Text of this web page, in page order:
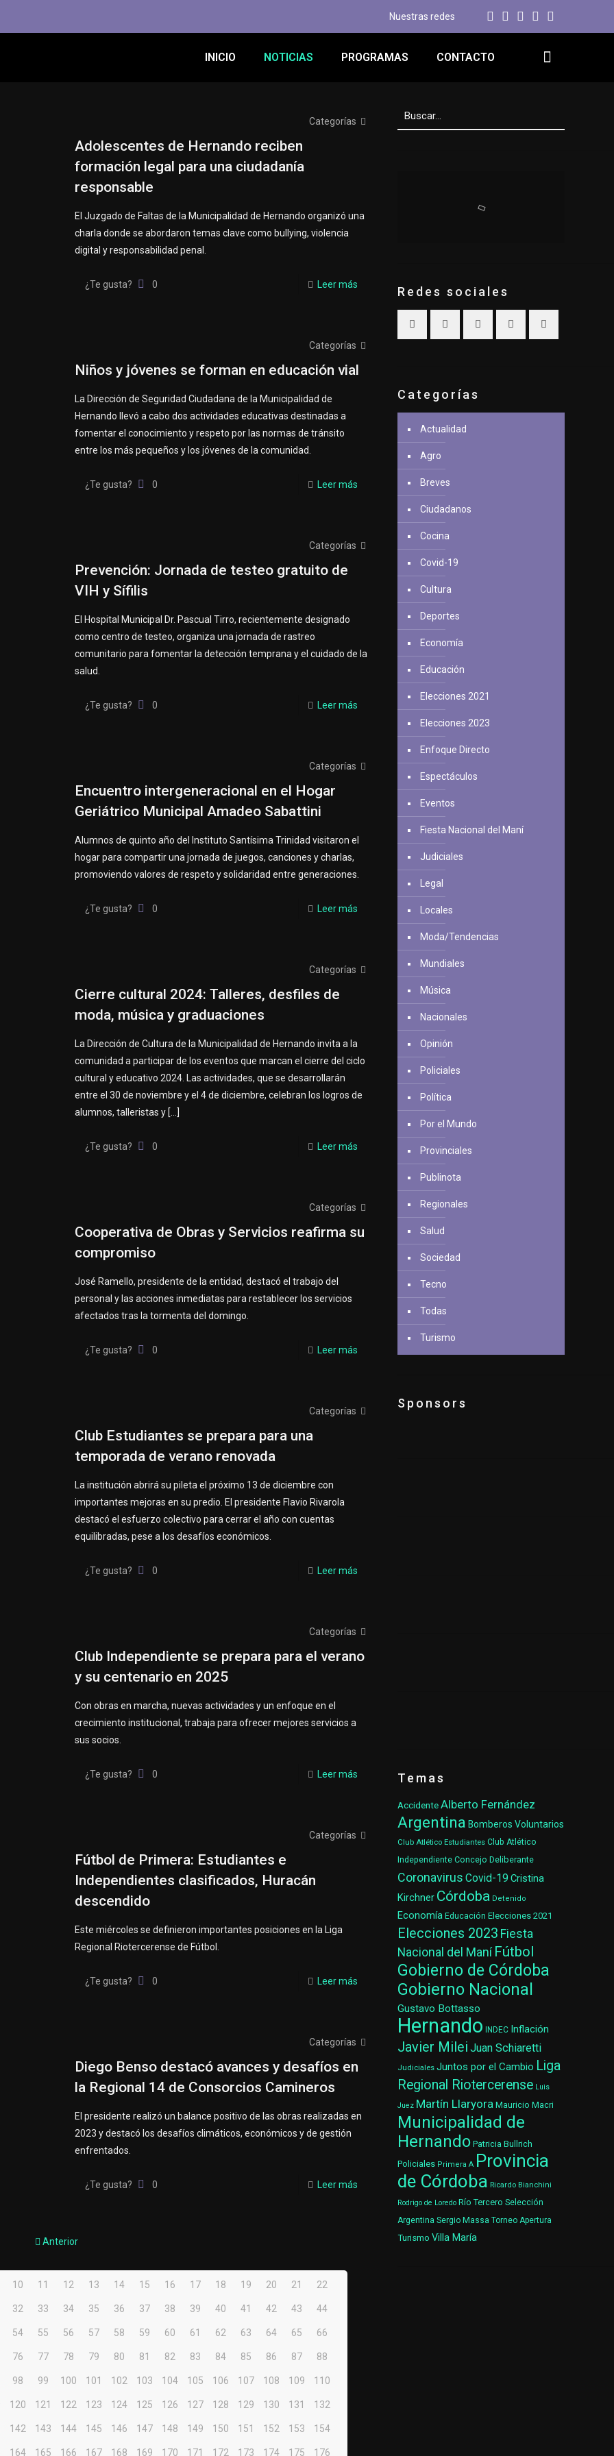
Nuestras redes
INICIO NOTICIAS PROGRAMAS CONTACTO
Categorías
Adolescentes de Hernando reciben
formación legal para una ciudadanía
responsable
El Juzgado de Faltas de la Municipalidad de Hernando organizó una
charla donde se abordaron temas clave como bullying, violencia
digital y responsabilidad penal.
¿Te gusta? 0 Leer más
Categorías
Niños y jóvenes se forman en educación vial
La Dirección de Seguridad Ciudadana de la Municipalidad de
Hernando llevó a cabo dos actividades educativas destinadas a
fomentar el conocimiento y respeto por las normas de tránsito
entre los más pequeños y los jóvenes de la comunidad.
¿Te gusta? 0 Leer más
Categorías
Prevención: Jornada de testeo gratuito de
VIH y Sífilis
El Hospital Municipal Dr. Pascual Tirro, recientemente designado
como centro de testeo, organiza una jornada de rastreo
comunitario para fomentar la detección temprana y el cuidado de la
salud.
¿Te gusta? 0 Leer más
Categorías
Encuentro intergeneracional en el Hogar
Geriátrico Municipal Amadeo Sabattini
Alumnos de quinto año del Instituto Santísima Trinidad visitaron el
hogar para compartir una jornada de juegos, canciones y charlas,
promoviendo valores de respeto y solidaridad entre generaciones.
¿Te gusta? 0 Leer más
Categorías
Cierre cultural 2024: Talleres, desfiles de
moda, música y graduaciones
La Dirección de Cultura de la Municipalidad de Hernando invita a la
comunidad a participar de los eventos que marcan el cierre del ciclo
cultural y educativo 2024. Las actividades, que se desarrollarán
entre el 30 de noviembre y el 4 de diciembre, celebran los logros de
alumnos, talleristas y[…]
¿Te gusta? 0 Leer más
Categorías
Cooperativa de Obras y Servicios reafirma su
compromiso
José Ramello, presidente de la entidad, destacó el trabajo del
personal y las acciones inmediatas para restablecer los servicios
afectados tras la tormenta del domingo.
¿Te gusta? 0 Leer más
Categorías
Club Estudiantes se prepara para una
temporada de verano renovada
La institución abrirá su pileta el próximo 13 de diciembre con
importantes mejoras en su predio. El presidente Flavio Rivarola
destacó el esfuerzo colectivo para cerrar el año con cuentas
equilibradas, pese a los desafíos económicos.
¿Te gusta? 0 Leer más
Categorías
Club Independiente se prepara para el verano
y su centenario en 2025
Con obras en marcha, nuevas actividades y un enfoque en el
crecimiento institucional, trabaja para ofrecer mejores servicios a
sus socios.
¿Te gusta? 0 Leer más
Categorías
Fútbol de Primera: Estudiantes e
Independientes clasificados, Huracán
descendido
Este miércoles se definieron importantes posiciones en la Liga
Regional Riotercerense de Fútbol.
¿Te gusta? 0 Leer más
Categorías
Diego Benso destacó avances y desafíos en
la Regional 14 de Consorcios Camineros
El presidente realizó un balance positivo de las obras realizadas en
2023 y destacó los desafíos climáticos, económicos y de gestión
enfrentados.
¿Te gusta? 0 Leer más
Anterior
10 11 12 13 14 15 16 17 18 19 20 21 22
32 33 34 35 36 37 38 39 40 41 42 43 44
54 55 56 57 58 59 60 61 62 63 64 65 66
76 77 78 79 80 81 82 83 84 85 86 87 88
98 99 100 101 102 103 104 105 106 107 108 109 110
120 121 122 123 124 125 126 127 128 129 130 131 132
142 143 144 145 146 147 148 149 150 151 152 153 154
164 165 166 167 168 169 170 171 172 173 174 175 176
Redes sociales
Categorías
Actualidad
Agro
Breves
Ciudadanos
Cocina
Covid-19
Cultura
Deportes
Economía
Educación
Elecciones 2021
Elecciones 2023
Enfoque Directo
Espectáculos
Eventos
Fiesta Nacional del Maní
Judiciales
Legal
Locales
Moda/Tendencias
Mundiales
Música
Nacionales
Opinión
Policiales
Política
Por el Mundo
Provinciales
Publinota
Regionales
Salud
Sociedad
Tecno
Todas
Turismo
Sponsors
Temas
AccidenteAlberto Fernández
Argentina Bomberos Voluntarios
Club Atlético Estudiantes Club Atlético
Independiente Concejo Deliberante
Coronavirus Covid-19 Cristina
Kirchner Córdoba Detenido
Economía Educación Elecciones 2021
Elecciones 2023 Fiesta
Nacional del Maní Fútbol
Gobierno de Córdoba
Gobierno Nacional
Gustavo Bottasso
Hernando INDEC Inflación
Javier Milei Juan Schiaretti
Judiciales Juntos por el Cambio Liga
Regional Riotercerense Luis
Juez Martín Llaryora Mauricio Macri
Municipalidad de
Hernando Patricia Bullrich
Policiales Primera A Provincia
de Córdoba Ricardo Bianchini
Rodrigo de Loredo Río Tercero Selección
Argentina Sergio Massa Torneo Apertura
Turismo Villa María